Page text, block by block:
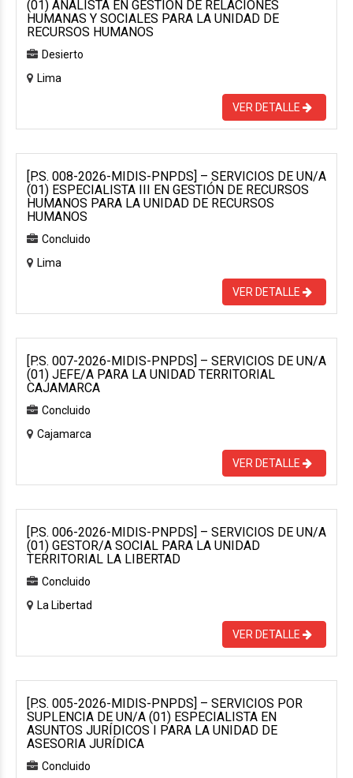
(01) ANALISTA EN GESTIÓN DE RELACIONES
HUMANAS Y SOCIALES PARA LA UNIDAD DE
RECURSOS HUMANOS
Desierto
Lima
VER DETALLE
[P.S. 008-2026-MIDIS-PNPDS] – SERVICIOS DE UN/A
(01) ESPECIALISTA III EN GESTIÓN DE RECURSOS
HUMANOS PARA LA UNIDAD DE RECURSOS
HUMANOS
Concluido
Lima
VER DETALLE
[P.S. 007-2026-MIDIS-PNPDS] – SERVICIOS DE UN/A
(01) JEFE/A PARA LA UNIDAD TERRITORIAL
CAJAMARCA
Concluido
Cajamarca
VER DETALLE
[P.S. 006-2026-MIDIS-PNPDS] – SERVICIOS DE UN/A
(01) GESTOR/A SOCIAL PARA LA UNIDAD
TERRITORIAL LA LIBERTAD
Concluido
La Libertad
VER DETALLE
[P.S. 005-2026-MIDIS-PNPDS] – SERVICIOS POR
SUPLENCIA DE UN/A (01) ESPECIALISTA EN
ASUNTOS JURÍDICOS I PARA LA UNIDAD DE
ASESORIA JURÍDICA
Concluido